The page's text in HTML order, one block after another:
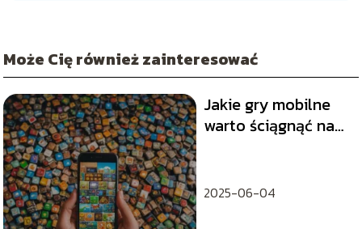
Może Cię również zainteresować
Jakie gry mobilne
warto ściągnąć na
2025-06-04